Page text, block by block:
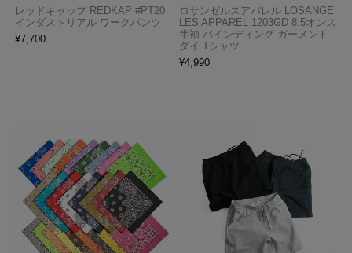
レッドキャップ REDKAP #PT20
インダストリアル ワークパンツ
¥7,700
ロサンゼルスアパレル LOSANGE
LES APPAREL 1203GD 8.5オンス
半袖 バインディング ガーメント
ダイ Tシャツ
¥4,990